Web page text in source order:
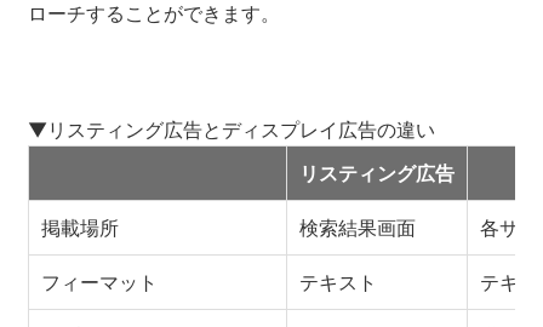
ローチすることができます。
▼リスティング広告とディスプレイ広告の違い
リスティング広告
掲載場所 検索結果画面 各サ
フィーマット テキスト テキ